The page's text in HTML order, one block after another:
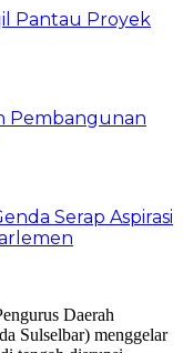
Pantau Proyek
Pembangunan
Serap Aspirasi